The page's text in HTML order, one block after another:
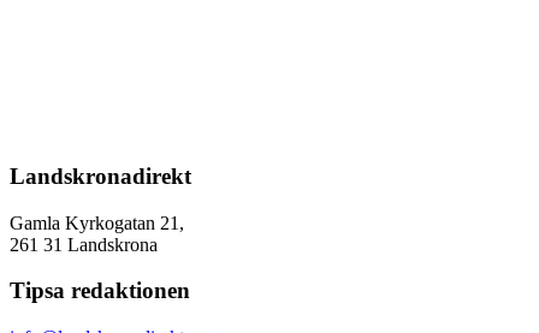
Landskronadirekt
Gamla Kyrkogatan 21,
261 31 Landskrona
Tipsa redaktionen